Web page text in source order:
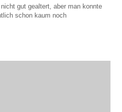
gut gealtert, aber man konnte
schon kaum noch